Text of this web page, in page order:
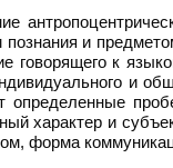
познания и
говорящего к
и
определенные
характер и
форма